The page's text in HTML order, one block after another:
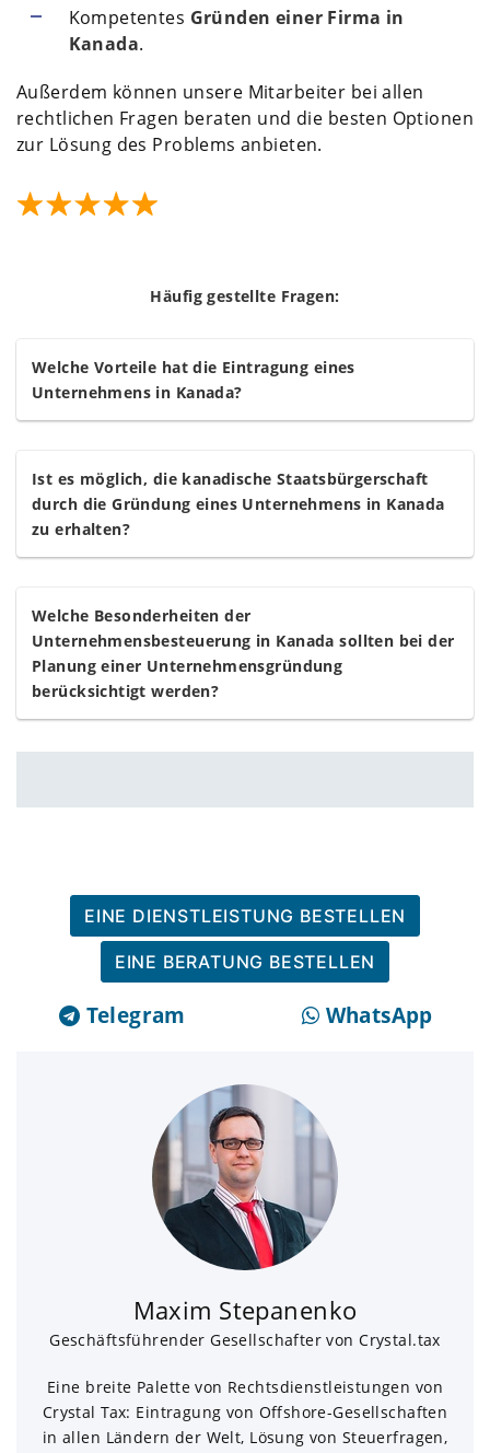
Kompetentes Gründen einer Firma in
Kanada.
Außerdem können unsere Mitarbeiter bei allen
rechtlichen Fragen beraten und die besten Optionen
zur Lösung des Problems anbieten.
Häufig gestellte Fragen:
Welche Vorteile hat die Eintragung eines
Unternehmens in Kanada?
Ist es möglich, die kanadische Staatsbürgerschaft
durch die Gründung eines Unternehmens in Kanada
zu erhalten?
Welche Besonderheiten der
Unternehmensbesteuerung in Kanada sollten bei der
Planung einer Unternehmensgründung
berücksichtigt werden?
EINE DIENSTLEISTUNG BESTELLEN
EINE BERATUNG BESTELLEN
Telegram WhatsApp
Maxim Stepanenko
Geschäftsführender Gesellschafter von Crystal.tax
Eine breite Palette von Rechtsdienstleistungen von
Crystal Tax: Eintragung von Offshore-Gesellschaften
in allen Ländern der Welt, Lösung von Steuerfragen,